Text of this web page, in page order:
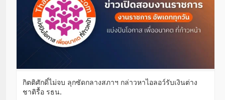
กิตติศักดิ์ไม่จบ ลุกซัดกลางสภาฯ กล่าวหาไอลอว์รับเงินต่าง
ชาติรื้อ รธน.